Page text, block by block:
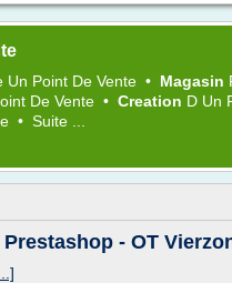
Un Point De Vente • Magasin
De Vente • Creation D Un
• Suite ...
- OT